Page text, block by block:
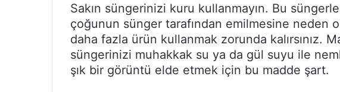
Sakın süngerinizi kuru kullanmayın. Bu
çoğunun sünger tarafından emilmesine neden
daha fazla ürün kullanmak zorunda kalırsınız.
süngerinizi muhakkak su ya da gül suyu ile
şık bir görüntü elde etmek için bu madde şart.